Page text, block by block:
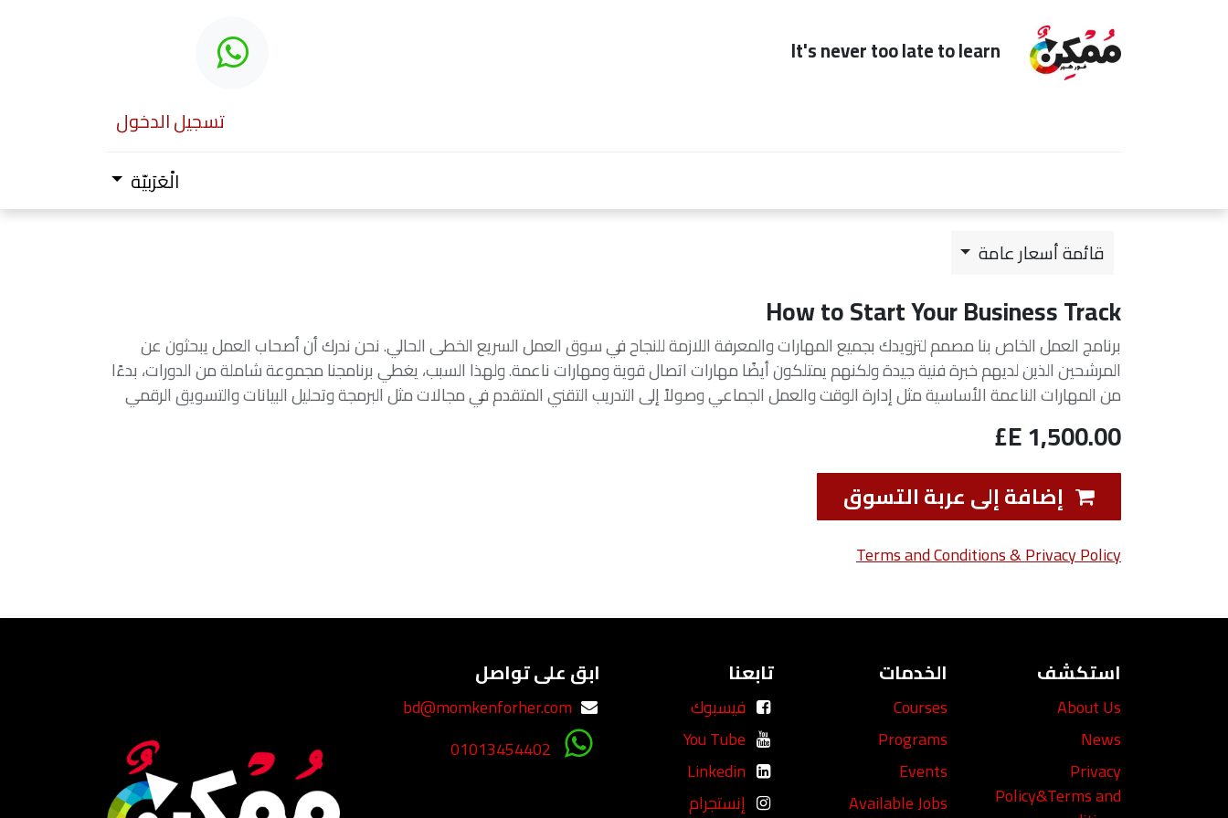
It's never too late to learn
تسجيل الدخول
الْعَرَبيّة
قائمة أسعار عامة
How to Start Your Business Track
برنامج العمل الخاص بنا مصمم لتزويدك بجميع المهارات والمعرفة اللازمة للنجاح في سوق العمل السريع الخطى الحالي. نحن ندرك أن أصحاب العمل يبحثون عن
المرشحين الذين لديهم خبرة فنية جيدة ولكنهم يمتلكون أيضًا مهارات اتصال قوية ومهارات ناعمة. ولهذا السبب، يغطي برنامجنا مجموعة شاملة من الدورات، بدءًا
من المهارات الناعمة الأساسية مثل إدارة الوقت والعمل الجماعي وصولاً إلى التدريب التقني المتقدم في مجالات مثل البرمجة وتحليل البيانات والتسويق الرقمي
1,500.00
إضافة إلى عربة التسوق
Terms and Conditions & Privacy Policy
استكشف
About Us
News
Privacy
Policy&Terms and
الخدمات
Courses
Programs
Events
Available Jobs
تابعنا
فيسبوك
You Tube
Linkedin
إنستجرام
ابق على تواصل
bd@momkenforher.com
01013454402